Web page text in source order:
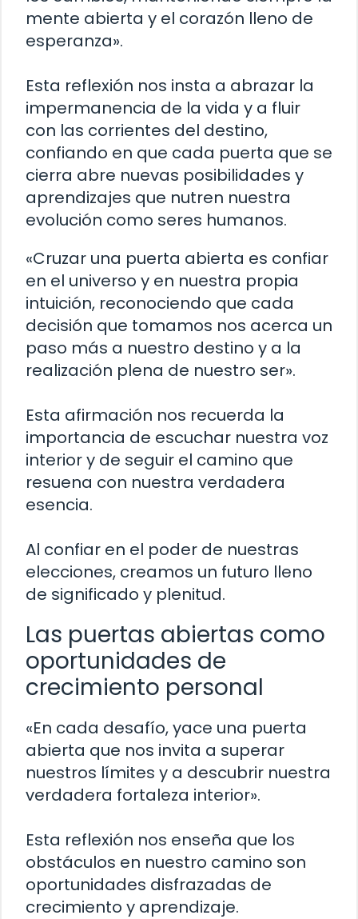
mente abierta y el corazón lleno de
esperanza».
Esta reflexión nos insta a abrazar la
impermanencia de la vida y a fluir
con las corrientes del destino,
confiando en que cada puerta que se
cierra abre nuevas posibilidades y
aprendizajes que nutren nuestra
evolución como seres humanos.
«Cruzar una puerta abierta es confiar
en el universo y en nuestra propia
intuición, reconociendo que cada
decisión que tomamos nos acerca un
paso más a nuestro destino y a la
realización plena de nuestro ser».
Esta afirmación nos recuerda la
importancia de escuchar nuestra voz
interior y de seguir el camino que
resuena con nuestra verdadera
esencia.
Al confiar en el poder de nuestras
elecciones, creamos un futuro lleno
de significado y plenitud.
Las puertas abiertas como
oportunidades de
crecimiento personal
«En cada desafío, yace una puerta
abierta que nos invita a superar
nuestros límites y a descubrir nuestra
verdadera fortaleza interior».
Esta reflexión nos enseña que los
obstáculos en nuestro camino son
oportunidades disfrazadas de
crecimiento y aprendizaje.